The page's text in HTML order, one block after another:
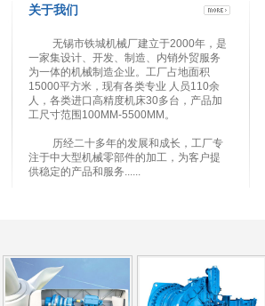
关于我们
无锡市铁城机械厂建立于2000年，是
一家集设计、开发、制造、内销外贸服务
为一体的机械制造企业。工厂占地面积
15000平方米，现有各类专业 人员110余
人，各类进口高精度机床30多台，产品加
工尺寸范围100MM-5500MM。
历经二十多年的发展和成长，工厂专
注于中大型机械零部件的加工，为客户提
供稳定的产品和服务......